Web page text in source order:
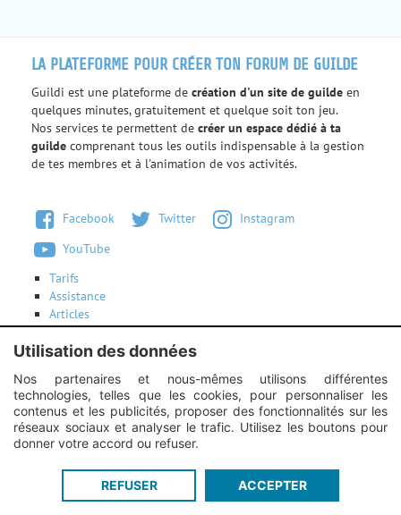
LA PLATEFORME POUR CRÉER TON FORUM DE GUILDE
Guildi est une plateforme de création d'un site de guilde en
quelques minutes, gratuitement et quelque soit ton jeu.
Nos services te permettent de créer un espace dédié à ta
guilde comprenant tous les outils indispensable à la gestion
de tes membres et à l'animation de vos activités.
Facebook Twitter
Instagram
YouTube
Tarifs
Assistance
Articles
Conditions d'utilisation
Contactez-nous
Instagram :Unexpected response structure
Guildi.com © 2012 - 2026 Mentions légales- Service proposé par
Guildi
Utilisation des données
Nos partenaires et nous-mêmes utilisons différentes
technologies, telles que les cookies, pour personnaliser les
contenus et les publicités, proposer des fonctionnalités sur les
réseaux sociaux et analyser le trafic. Utilisez les boutons pour
donner votre accord ou refuser.
REFUSER ACCEPTER